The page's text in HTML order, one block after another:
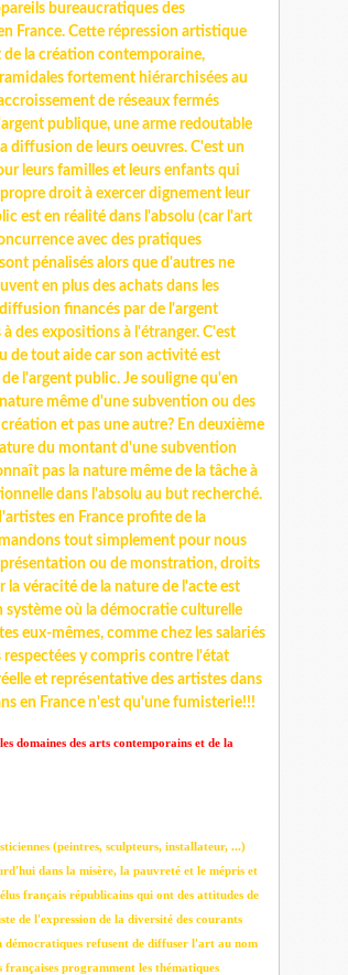
bureaucratiques des
France. Cette répression artistique
de la création contemporaine,
fortement hiérarchisées au
de réseaux fermés
publique, une arme redoutable
diffusion de leurs oeuvres. C'est un
leurs familles et leurs enfants qui
droit à exercer dignement leur
est en réalité dans l'absolu (car l'art
avec des pratiques
pénalisés alors que d'autres ne
en plus des achats dans les
financés par de l'argent
des expositions à l'étranger. C'est
de tout aide car son activité est
l'argent public. Je souligne qu'en
même d'une subvention ou des
et pas une autre? En deuxième
du montant d'une subvention
pas la nature même de la tâche à
dans l'absolu au but recherché.
en France profite de la
tout simplement pour nous
ou de monstration, droits
véracité de la nature de l'acte est
où la démocratie culturelle
eux-mêmes, comme chez les salariés
respectées y compris contre l'état
et représentative des artistes dans
en France n'est qu'une fumisterie!!!
domaines des arts contemporains et de la
(peintres, sculpteurs, installateur, ...)
dans la misère, la pauvreté et le mépris et
français républicains qui ont des attitudes de
de l'expression de la diversité des courants
démocratiques refusent de diffuser l'art au nom
programment les thématiques